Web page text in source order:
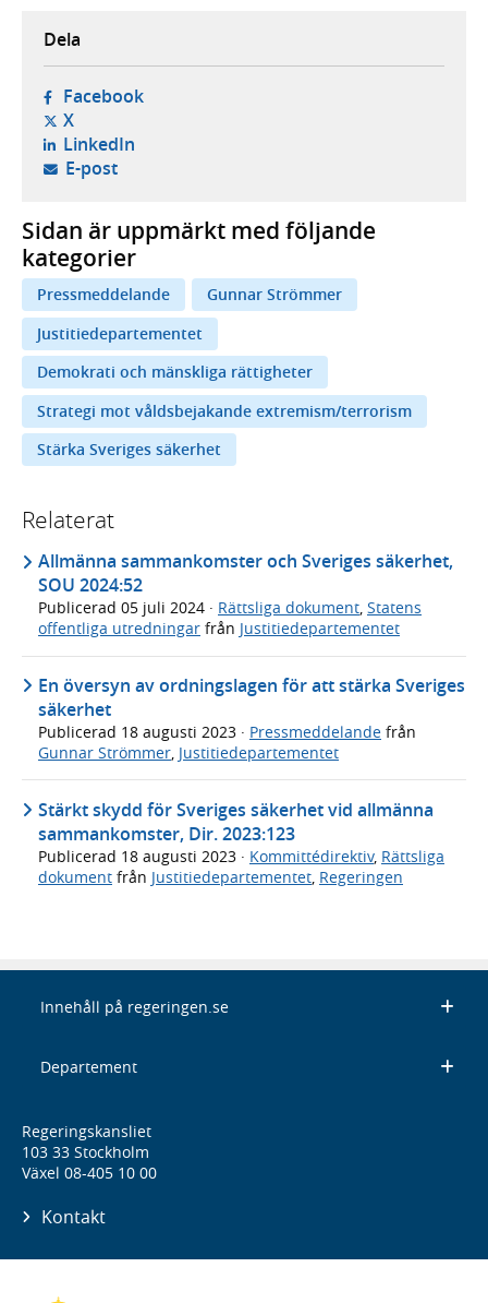
Dela
Facebook- öppnas i ny flik, extern webbplats,
X- öppnas i ny flik, extern webbplats,
LinkedIn- öppnas i ny flik, extern webbplats,
E-post- öppnar din e-postklient,
Sidan är uppmärkt med följande
kategorier
Pressmeddelande
Gunnar Strömmer
Justitiedepartementet
Demokrati och mänskliga rättigheter
Strategi mot våldsbejakande extremism/terrorism
Stärka Sveriges säkerhet
Relaterat
Allmänna sammankomster och Sveriges säkerhet,
SOU 2024:52
Publicerad 05 juli 2024 · Rättsliga dokument, Statens
offentliga utredningar från Justitiedepartementet
En översyn av ordningslagen för att stärka Sveriges
säkerhet
Publicerad 18 augusti 2023 · Pressmeddelande från
Gunnar Strömmer, Justitiedepartementet
Stärkt skydd för Sveriges säkerhet vid allmänna
sammankomster, Dir. 2023:123
Publicerad 18 augusti 2023 · Kommittédirektiv, Rättsliga
dokument från Justitiedepartementet Regeringen
Innehåll på regeringen.se
Departement
Regeringskansliet
103 33 Stockholm
Växel 08-405 10 00
Kontakt